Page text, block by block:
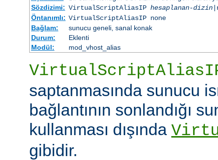
Sözdizimi: VirtualScriptAliasIP hesaplanan-dizin
Öntanımlı: VirtualScriptAliasIP none
Bağlam:
sunucu geneli, sanal konak
Durum:
Eklenti
Modül:
mod_vhost_alias
saptanmasında sunucu
bağlantının sonlandığı
kullanması dışında
gibidir.